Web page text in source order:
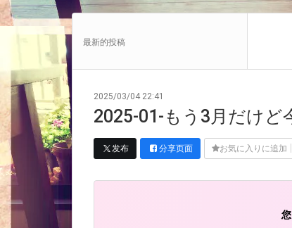
最新的投稿
2025/03/04 22:41
2025-01-もう3月だけど
发布 分享页面 お気に入りに追加